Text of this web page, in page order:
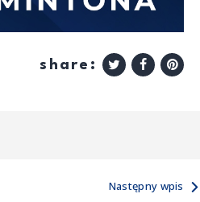
share:
Następny wpis